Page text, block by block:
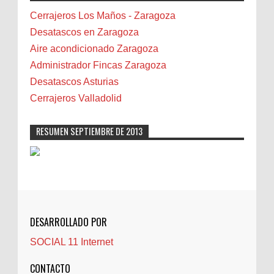
Bilbao
Biota
Camareta
Cáncer
Carmela Sauras
Carnavales
Castellón
Cerrajeros
Cocinas
Comentarios de la afición
Cerrajeros Los Maños - Zaragoza
Desatascos en Zaragoza
Aire acondicionado Zaragoza
Administrador Fincas Zaragoza
Desatascos Asturias
Cerrajeros Valladolid
RESUMEN SEPTIEMBRE DE 2013
DESARROLLADO POR
SOCIAL 11 Internet
CONTACTO